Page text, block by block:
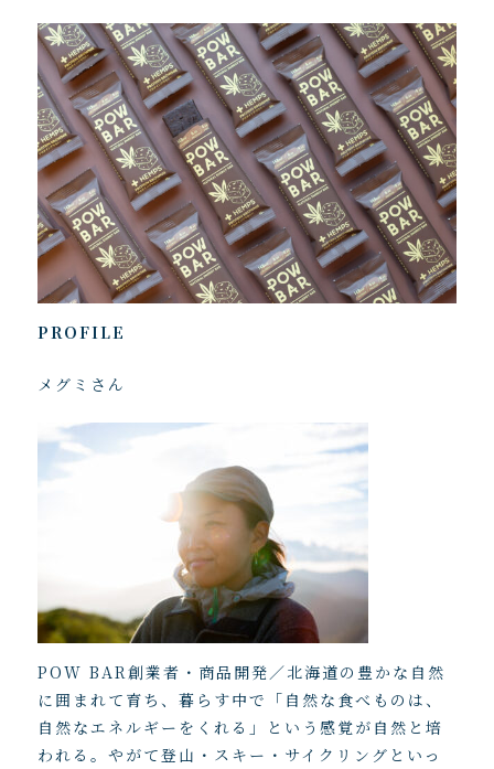
PROFILE
メグミさん
POW BAR創業者・商品開発／北海道の豊かな自然
に囲まれて育ち、暮らす中で「自然な食べものは、
自然なエネルギーをくれる」という感覚が自然と培
われる。やがて登山・スキー・サイクリングといっ